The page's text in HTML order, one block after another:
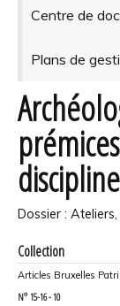
Centre de
Plans de
discipline
Dossier :
Collection
Articles Bruxelles
N° 15-16 - 10